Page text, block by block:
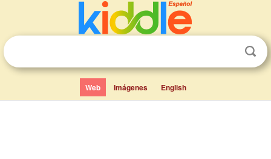
Web Imágenes English